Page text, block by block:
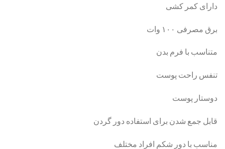
دارای کمر کشی
برق مصرفی ۱۰۰ وات
متناسب با فرم بدن
تنفس راحت پوست
دوستار پوست
قابل جمع شدن برای استفاده دور گردن
مناسب با دور شکم افراد مختلف